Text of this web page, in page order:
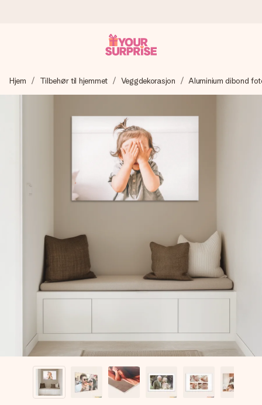
Vi lager dine gaver med omtanke og sender den avgårde så
raskt som mulig - slik at du kan gi gaven i tide, når den betyr
4,5 (basert på +15 000 anmeldelser)
Gavene våre inspirerer. Kundene gir oss 4,5 på Google
Reviews.
Gratis kort med hilsen
Lag noe unikt med bare noen få steg - med hennes navn,
et bilde av dere eller en beskjed som virkelig berører
hjertet. Ikke noe tull, bare masse kjærlighet i øyeblikket.
Hjem Tilbehør til hjemmet Veggdekorasjon Aluminium dibond